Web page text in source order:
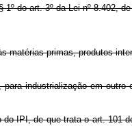
do art. 3º da Lei nº 8.402,
primas, produtos
industrialização em
IPI, de que trata o art. 101